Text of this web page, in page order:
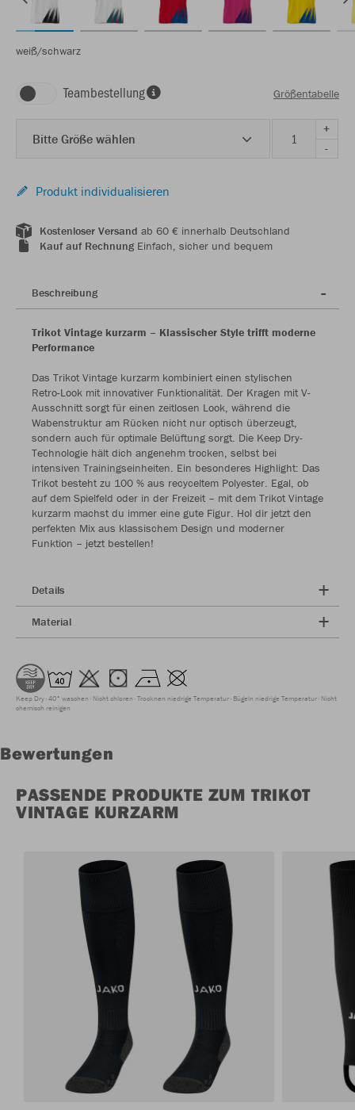
weiß/schwarz
Teambestellung Größentabelle
Bitte Größe wählen
+
-
Produkt individualisieren
Kostenloser Versand ab 60 € innerhalb Deutschland
Kauf auf RechnungEinfach, sicher und bequem
Beschreibung
Trikot Vintage kurzarm – Klassischer Style trifft moderne
Performance
Das Trikot Vintage kurzarm kombiniert einen stylischen
Retro-Look mit innovativer Funktionalität. Der Kragen mit V-
Ausschnitt sorgt für einen zeitlosen Look, während die
Wabenstruktur am Rücken nicht nur optisch überzeugt,
sondern auch für optimale Belüftung sorgt. Die Keep Dry-
Technologie hält dich angenehm trocken, selbst bei
intensiven Trainingseinheiten. Ein besonderes Highlight: Das
Trikot besteht zu 100 % aus recyceltem Polyester. Egal, ob
auf dem Spielfeld oder in der Freizeit – mit dem Trikot Vintage
kurzarm machst du immer eine gute Figur. Hol dir jetzt den
perfekten Mix aus klassischem Design und moderner
Funktion – jetzt bestellen!
Details
Material
Keep Dry 40° waschen Nicht chloren Trocknen niedrige Temperatur Bügeln niedrige Temperatur Nicht
chemisch reinigen
Bewertungen
PASSENDE PRODUKTE ZUM TRIKOT
VINTAGE KURZARM